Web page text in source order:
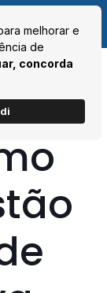
melhorar e
de
concorda